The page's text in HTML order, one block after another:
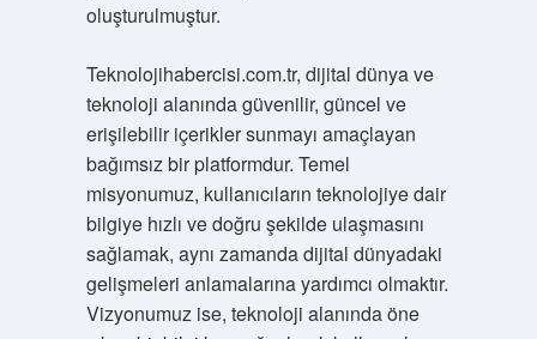
oluşturulmuştur.
Teknolojihabercisi.com.tr, dijital dünya ve
teknoloji alanında güvenilir, güncel ve
erişilebilir içerikler sunmayı amaçlayan
bağımsız bir platformdur. Temel
misyonumuz, kullanıcıların teknolojiye dair
bilgiye hızlı ve doğru şekilde ulaşmasını
sağlamak, aynı zamanda dijital dünyadaki
gelişmeleri anlamalarına yardımcı olmaktır.
Vizyonumuz ise, teknoloji alanında öne